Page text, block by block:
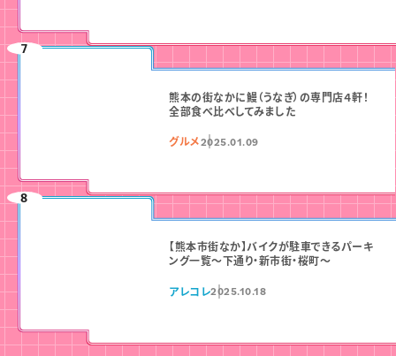
熊本の街なかに鰻（うなぎ）の専門店４軒！
全部食べ比べしてみました
グルメ2025.01.09
【熊本市街なか】バイクが駐車できるパーキ
ング一覧〜下通り・新市街・桜町〜
アレコレ2025.10.18